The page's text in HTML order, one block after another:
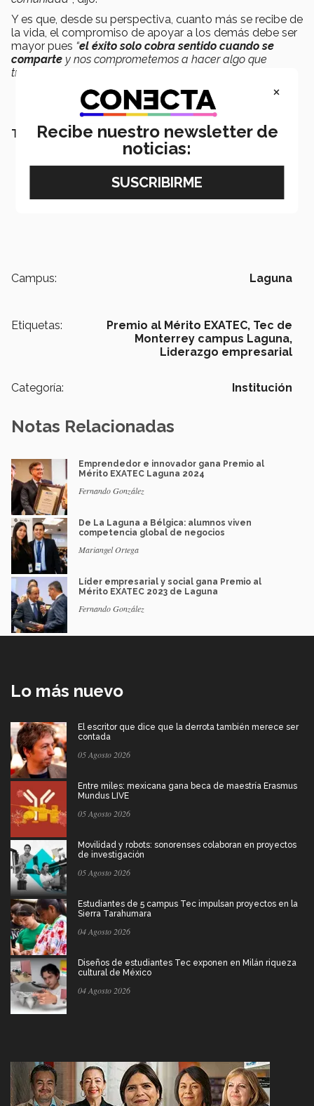
Y es que, desde su perspectiva, cuanto más se recibe de
la vida, el compromiso de apoyar a los demás debe ser
mayor pues “el éxito solo cobra sentido cuando se
comparte y nos comprometemos a hacer algo que
trascienda la vida de los demás”
TAMBIÉN QUERRÁS LEER:
Campus: Laguna
Etiquetas: Premio al Mérito EXATEC, Tec de
Monterrey campus Laguna,
Liderazgo empresarial
Categoría: Institución
Notas Relacionadas
Emprendedor e innovador gana Premio al
Mérito EXATEC Laguna 2024
Fernando González
De La Laguna a Bélgica: alumnos viven
competencia global de negocios
Mariangel Ortega
Líder empresarial y social gana Premio al
Mérito EXATEC 2023 de Laguna
Fernando González
Lo más nuevo
El escritor que dice que la derrota también merece ser
contada
05 Agosto 2026
Entre miles: mexicana gana beca de maestría Erasmus
Mundus LIVE
05 Agosto 2026
Movilidad y robots: sonorenses colaboran en proyectos
de investigación
05 Agosto 2026
Estudiantes de 5 campus Tec impulsan proyectos en la
Sierra Tarahumara
04 Agosto 2026
Diseños de estudiantes Tec exponen en Milán riqueza
cultural de México
04 Agosto 2026
×
Recibe nuestro newsletter de
noticias: